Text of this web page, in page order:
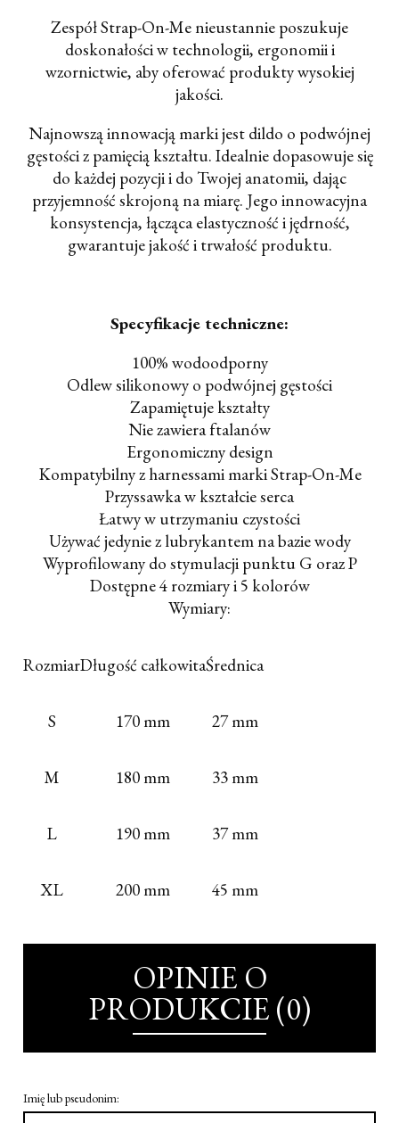
Zespół Strap-On-Me nieustannie poszukuje
doskonałości w technologii, ergonomii i
wzornictwie, aby oferować produkty wysokiej
jakości.
Najnowszą innowacją marki jest dildo o podwójnej
gęstości z pamięcią kształtu. Idealnie dopasowuje się
do każdej pozycji i do Twojej anatomii, dając
przyjemność skrojoną na miarę. Jego innowacyjna
konsystencja, łącząca elastyczność i jędrność,
gwarantuje jakość i trwałość produktu.
Specyfikacje techniczne:
100% wodoodporny
Odlew silikonowy o podwójnej gęstości
Zapamiętuje kształty
Nie zawiera ftalanów
Ergonomiczny design
Kompatybilny z harnessami marki Strap-On-Me
Przyssawka w kształcie serca
Łatwy w utrzymaniu czystości
Używać jedynie z lubrykantem na bazie wody
Wyprofilowany do stymulacji punktu G oraz P
Dostępne 4 rozmiary i 5 kolorów
Wymiary:
RozmiarDługość całkowitaŚrednica
S 170 mm 27 mm
M 180 mm 33 mm
L 190 mm 37 mm
XL 200 mm 45 mm
OPINIE O
PRODUKCIE (0)
Imię lub pseudonim: